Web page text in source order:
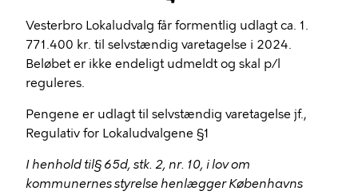
Vesterbro Lokaludvalg får formentlig udlagt ca. 1.
771.400 kr. til selvstændig varetagelse i 2024.
Beløbet er ikke endeligt udmeldt og skal p/l
reguleres.
Pengene er udlagt til selvstændig varetagelse jf.,
Regulativ for Lokaludvalgene §1
I henhold til§ 65d, stk. 2, nr. 10, i lov om
kommunernes styrelse henlægger Københavns